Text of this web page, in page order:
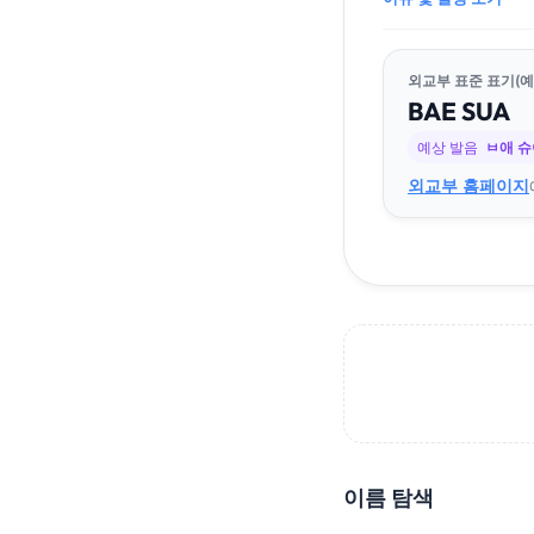
외교부 표준 표기(
BAESUA
예상 발음 ㅂ애
외교부 홈페이지
이름 탐색